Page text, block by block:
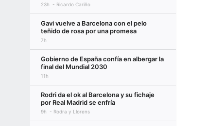
23h Ricardo Cariño
Gavi vuelve a Barcelona con el pelo
teñido de rosa por una promesa
7h
Gobierno de España confía en albergar la
final del Mundial 2030
11h
Rodri da el ok al Barcelona y su fichaje
por Real Madrid se enfría
9h Rodra y Llorens